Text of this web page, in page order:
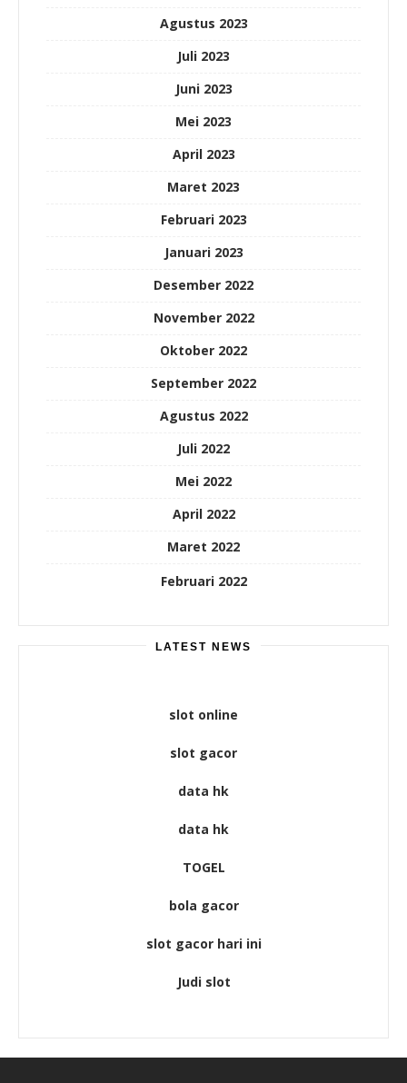
Agustus 2023
Juli 2023
Juni 2023
Mei 2023
April 2023
Maret 2023
Februari 2023
Januari 2023
Desember 2022
November 2022
Oktober 2022
September 2022
Agustus 2022
Juli 2022
Mei 2022
April 2022
Maret 2022
Februari 2022
LATEST NEWS
slot online
slot gacor
data hk
data hk
TOGEL
bola gacor
slot gacor hari ini
Judi slot